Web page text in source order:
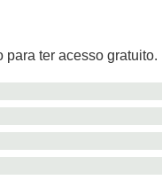
para ter acesso gratuito.